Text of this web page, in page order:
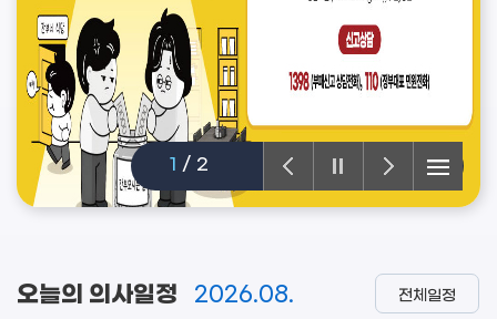
1 / 2
오늘의 의사일정 2026.08. 전체일정